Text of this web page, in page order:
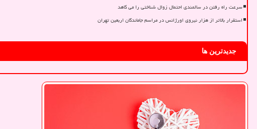
سرعت راه رفتن در سالمندی احتمال زوال شناختی را می کاهد
استقرار بالاتر از هزار نیروی اورژانس در مراسم جاماندگان اربعین تهران
جدیدترین ها